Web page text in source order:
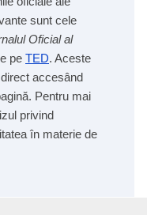
sunt cele
Oficial al
pe TED. Aceste
accesând
Pentru mai
privind
în materie de